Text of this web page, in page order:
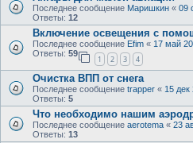
Последнее сообщение Маришкин « 09
Ответы: 12
Включение освещения с
Последнее сообщение Efim « 17 май
Ответы: 59
1 2 3 4
Очистка ВПП от снега
Последнее сообщение trapper « 15 дек
Ответы: 5
Что необходимо нашим
Последнее сообщение aerotema « 23
Ответы: 13